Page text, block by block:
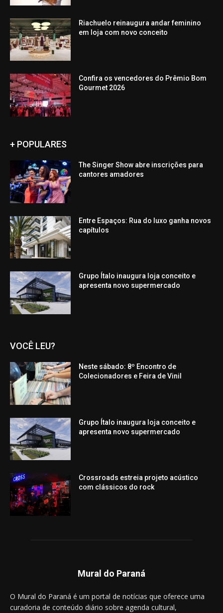
Riachuelo reinaugura andar feminino
em loja com novo conceito
Confira os vencedores do Prêmio Bom
Gourmet 2026
+ POPULARES
The Singer Show abre inscrições para
cantores amadores
Entre Espaços: Rua do luxo ganha novos
capítulos
Grupo Ítalo inaugura loja conceito e
apresenta novo supermercado
VOCÊ LEU?
Neste sábado: 8º Encontro de
Colecionadores e Feira de Vinil
Grupo Ítalo inaugura loja conceito e
apresenta novo supermercado
Crossroads estreia projeto acústico
com clássicos do rock
Mural do Paraná
O Mural do Paraná é um portal de notícias que oferece uma
curadoria de conteúdo diário sobre agenda cultural,